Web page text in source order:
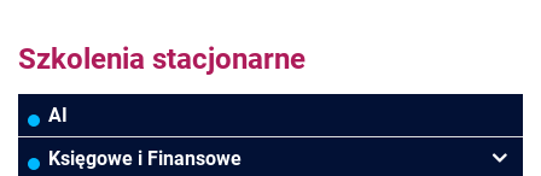
Szkolenia stacjonarne
AI
Księgowe i Finansowe